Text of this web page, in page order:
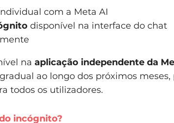
com a Meta AI
disponível na interface do chat
na aplicação independente da
ao longo dos próximos meses,
todos os utilizadores.
incógnito?